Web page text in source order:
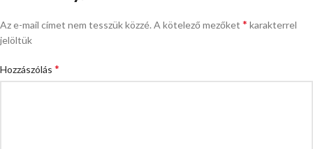
Az e-mail címet nem tesszük közzé. A kötelező mezőket * karakterrel
jelöltük
Hozzászólás *